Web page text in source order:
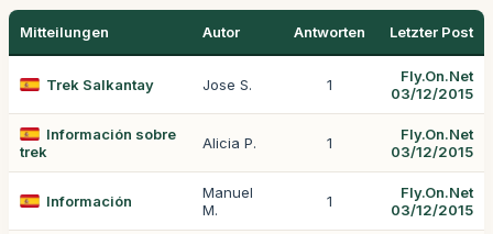
Mitteilungen Autor Antworten Letzter Post
Trek Salkantay Jose S. 1
Fly.On.Net
03/12/2015
Información sobre
trek
Alicia P. 1
Fly.On.Net
03/12/2015
Información
Manuel
M.
1
Fly.On.Net
03/12/2015